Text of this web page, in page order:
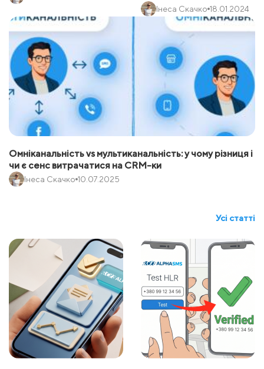
Інеса Скачко 18.01.2024
Омніканальність vs мультиканальність: у чому різниця і
чи є сенс витрачатися на CRM-ки
Інеса Скачко 10.07.2025
Усі статті